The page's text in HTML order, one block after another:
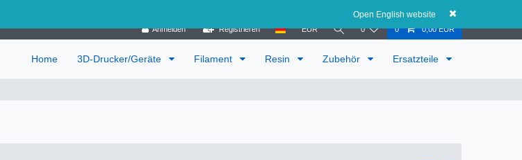
Open English website
Anmelden Registrieren EUR 0 0 0,00 EUR
Home 3D-Drucker/Geräte Filament Resin Zubehör Ersatzteile